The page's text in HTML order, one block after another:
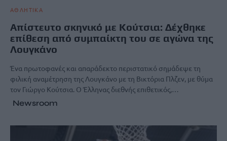
ΑΘΛΗΤΙΚΑ
Απίστευτο σκηνικό με Κούτσια: Δέχθηκε
επίθεση από συμπαίκτη του σε αγώνα της
Λουγκάνο
Ένα πρωτοφανές και απαράδεκτο περιστατικό σημάδεψε τη
φιλική αναμέτρηση της Λουγκάνο με τη Βικτόρια Πλζεν, με θύμα
τον Γιώργο Κούτσια. Ο Έλληνας διεθνής επιθετικός,…
Newsroom